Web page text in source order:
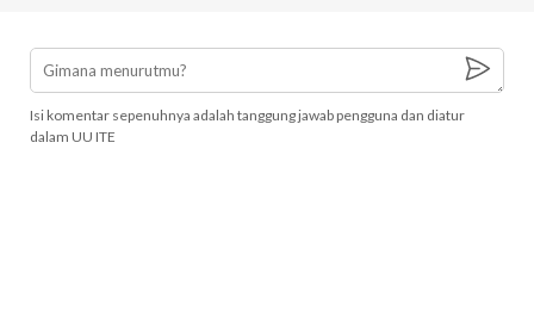
Isi komentar sepenuhnya adalah tanggung jawab pengguna dan diatur
dalam UU ITE